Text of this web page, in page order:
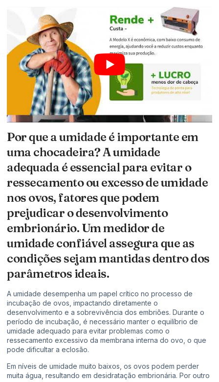
Por que a umidade é importante em
uma chocadeira? A umidade
adequada é essencial para evitar o
ressecamento ou excesso de umidade
nos ovos, fatores que podem
prejudicar o desenvolvimento
embrionário. Um medidor de
umidade confiável assegura que as
condições sejam mantidas dentro dos
parâmetros ideais.
A umidade desempenha um papel crítico no processo de
incubação de ovos, impactando diretamente o
desenvolvimento e a sobrevivência dos embriões. Durante o
período de incubação, é necessário manter o equilíbrio de
umidade adequado para evitar problemas como o
ressecamento excessivo da membrana interna do ovo, o que
pode dificultar a eclosão.
Em níveis de umidade muito baixos, os ovos podem perder
muita água, resultando em desidratação embrionária. Por outro